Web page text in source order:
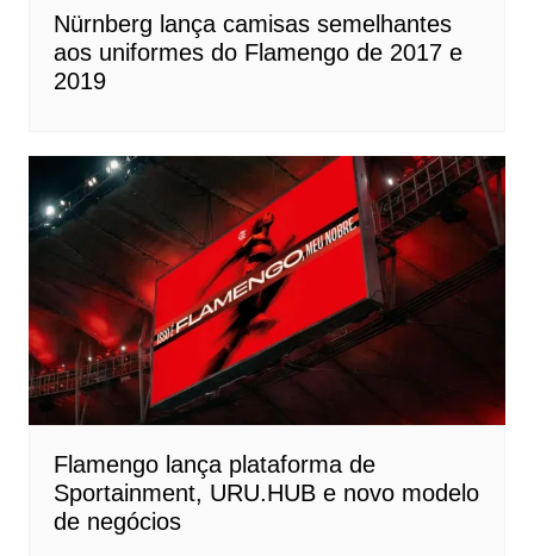
Nürnberg lança camisas semelhantes
aos uniformes do Flamengo de 2017 e
2019
Flamengo lança plataforma de
Sportainment, URU.HUB e novo modelo
de negócios